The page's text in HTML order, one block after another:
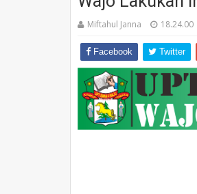
Miftahul Janna 18.24.00
Facebook Twitter